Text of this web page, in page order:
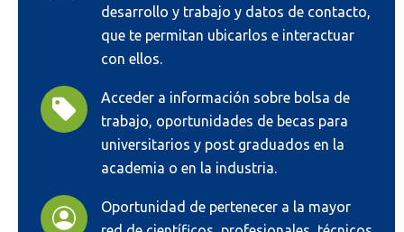
desarrollo y trabajo y datos de contacto,
que te permitan ubicarlos e interactuar
con ellos.
Acceder a información sobre bolsa de
trabajo, oportunidades de becas para
universitarios y post graduados en la
academia o en la industria.
Oportunidad de pertenecer a la mayor